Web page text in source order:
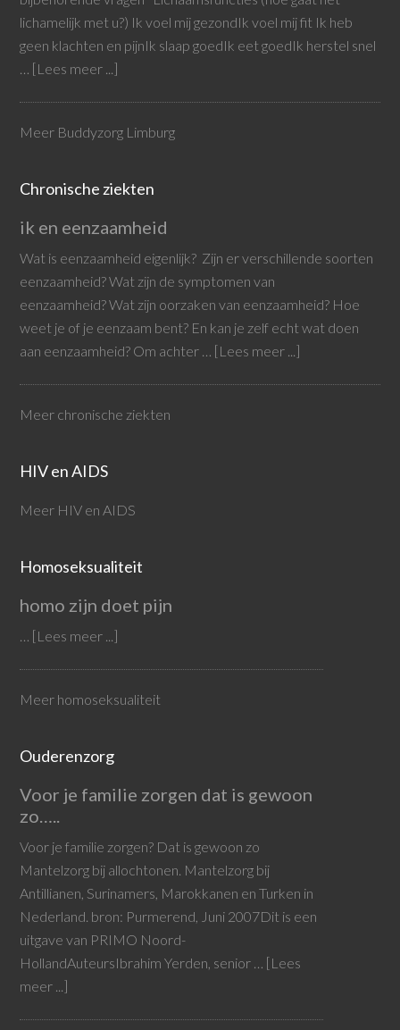
lichamelijk met u?) Ik voel mij gezondIk voel mij fit Ik heb
geen klachten en pijnIk slaap goedIk eet goedIk herstel snel
… [Lees meer ...]
Meer Buddyzorg Limburg
Chronische ziekten
ik en eenzaamheid
Wat is eenzaamheid eigenlijk? Zijn er verschillende soorten
eenzaamheid? Wat zijn de symptomen van
eenzaamheid? Wat zijn oorzaken van eenzaamheid? Hoe
weet je of je eenzaam bent? En kan je zelf echt wat doen
aan eenzaamheid? Om achter … [Lees meer ...]
Meer chronische ziekten
HIV en AIDS
Meer HIV en AIDS
Homoseksualiteit
homo zijn doet pijn
… [Lees meer ...]
Meer homoseksualiteit
Ouderenzorg
Voor je familie zorgen dat is gewoon
zo…..
Voor je familie zorgen? Dat is gewoon zo
Mantelzorg bij allochtonen. Mantelzorg bij
Antillianen, Surinamers, Marokkanen en Turken in
Nederland. bron: Purmerend, Juni 2007Dit is een
uitgave van PRIMO Noord-
HollandAuteursIbrahim Yerden, senior … [Lees
meer ...]